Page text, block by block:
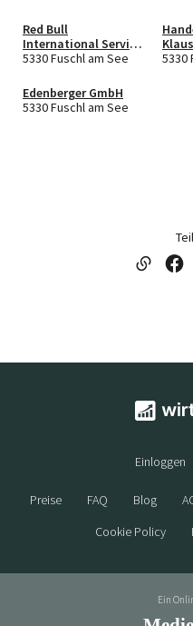
Red Bull
International Service
GmbH
5330 Fuschl am See
e.U.
5330
Edenberger GmbH
5330 Fuschl am See
Einloggen
Preise FAQ Blog
Cookie Policy
Ein